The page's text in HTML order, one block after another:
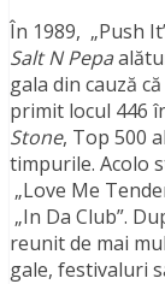
În 1989, „Push
Salt N Pepa
gala din cauză
primit locul 446
Stone, Top 500
timpurile. Acolo
„Love Me
„In Da Club”.
reunit de mai
gale, festivaluri